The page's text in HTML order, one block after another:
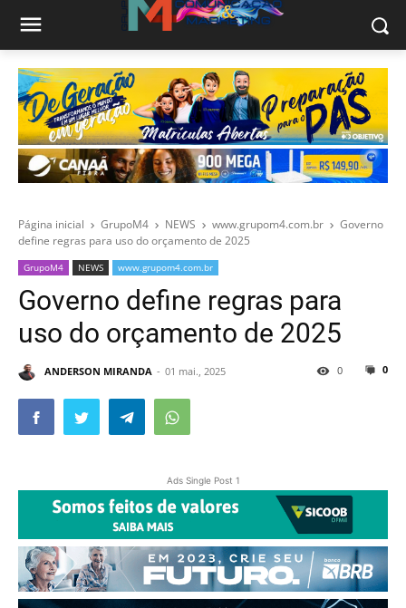
Página inicial GrupoM4 NEWS www.grupom4.com.br
Governo
define regras para uso do orçamento de 2025
GrupoM4 NEWS www.grupom4.com.br
Governo define regras para
uso do orçamento de 2025
ANDERSON MIRANDA 01 mai., 2025 0
0
Ads Single Post 1